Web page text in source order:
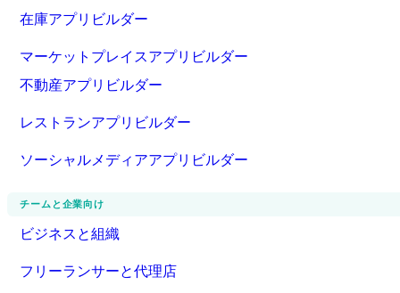
在庫アプリビルダー
マーケットプレイスアプリビルダー
不動産アプリビルダー
レストランアプリビルダー
ソーシャルメディアアプリビルダー
チームと企業向け
ビジネスと組織
フリーランサーと代理店